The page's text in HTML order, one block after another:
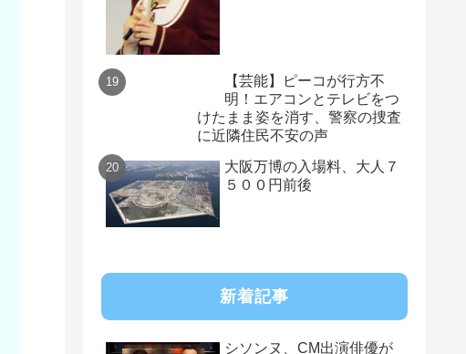
【芸能】ピーコが行方不
明！エアコンとテレビをつ
けたまま姿を消す、警察の捜査
に近隣住民不安の声
大阪万博の入場料、大人７
５００円前後
新着記事
シソンヌ、CM出演俳優が